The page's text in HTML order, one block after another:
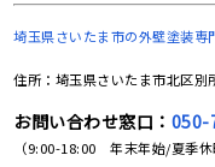
埼玉県さいたま市の外壁塗装専
住所：埼玉県さいたま市北区別
お問い合わせ窓口： 050-
（9:00-18:00 年末年始/夏季休